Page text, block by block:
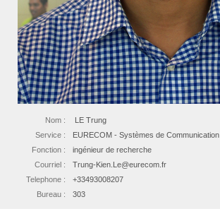
Nom :
LE Trung
Service :
EURECOM - Systèmes de Communication
Fonction :
ingénieur de recherche
Courriel :
Trung-Kien.Le@eurecom.fr
Telephone :
+33493008207
Bureau :
303